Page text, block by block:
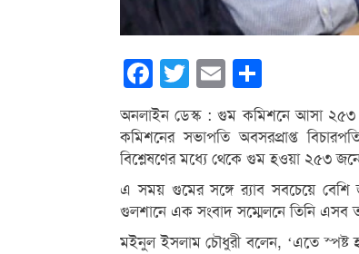
Facebook
Twitter Email
অনলাইন ডেস্ক : গুম কমিশনে আসা ২৫৩
কমিশনের সভাপতি অবসরপ্রাপ্ত
বিশ্লেষণের মধ্যে থেকে গুম হওয়া ২৫৩
এ সময় গুমের সঙ্গে র‌্যাব সবচেয়ে
গুলশানে এক সংবাদ সম্মেলনে তিনি এসব
মইনুল ইসলাম চৌধুরী বলেন, ‘এতে স্পষ্ট